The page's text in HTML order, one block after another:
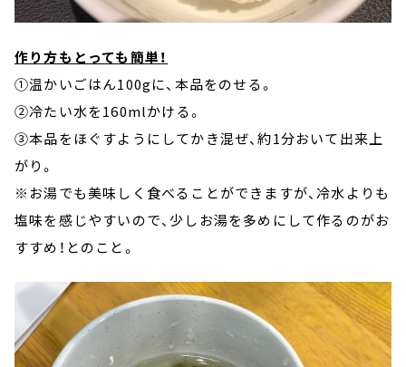
作り方もとっても簡単！
①温かいごはん100gに、本品をのせる。
②冷たい水を160mlかける。
③本品をほぐすようにしてかき混ぜ、約1分おいて出来上
がり。
※お湯でも美味しく食べることができますが、冷水よりも
塩味を感じやすいので、少しお湯を多めにして作るのがお
すすめ！とのこと。